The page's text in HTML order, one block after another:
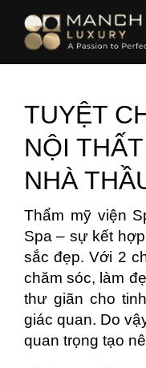
Home/Tin Tức & Sự Kiện
TUYỆT
NỘI
NHÀ
Thẩm mỹ viện
Spa – sự kết
sắc đẹp. Với 2
chăm sóc, làm
thư giãn cho
giác quan. Do
quan trọng tạo